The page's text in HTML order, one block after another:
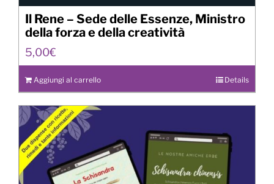
Il Rene – Sede delle Essenze, Ministro
della forza e della creatività
5,00€
Aggiungi al carrello Details